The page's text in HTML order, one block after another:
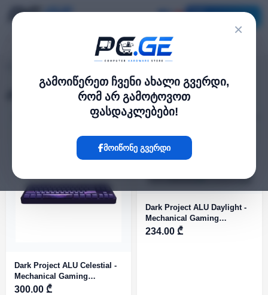
×
გამოიწერეთ ჩვენი ახალი გვერდი,
რომ არ გამოტოვოთ
ფასდაკლებები!
მოიწონე გვერდი
კლავიატურები
24 პროდუქტი
Dark Project ALU Celestial -
Mechanical Gaming
Keyboard (ANSI)
300.00 ₾
Dark Project ALU Daylight -
Mechanical Gaming
Keyboard
234.00 ₾